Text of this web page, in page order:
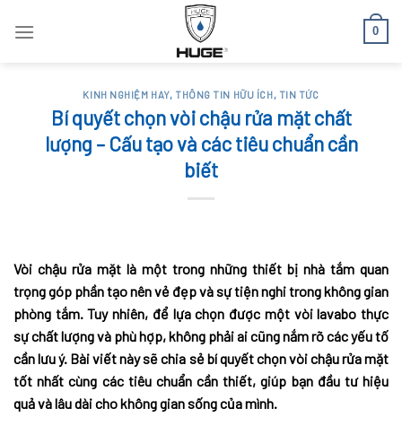
0
KINH NGHIỆM HAY, THÔNG TIN HỮU ÍCH, TIN TỨC
Bí quyết chọn vòi chậu rửa mặt chất
lượng – Cấu tạo và các tiêu chuẩn cần
biết
Vòi chậu rửa mặt là một trong những thiết bị nhà tắm quan
trọng góp phần tạo nên vẻ đẹp và sự tiện nghi trong không gian
phòng tắm. Tuy nhiên, để lựa chọn được một vòi lavabo thực
sự chất lượng và phù hợp, không phải ai cũng nắm rõ các yếu tố
cần lưu ý. Bài viết này sẽ chia sẻ bí quyết chọn vòi chậu rửa mặt
tốt nhất cùng các tiêu chuẩn cần thiết, giúp bạn đầu tư hiệu
quả và lâu dài cho không gian sống của mình.